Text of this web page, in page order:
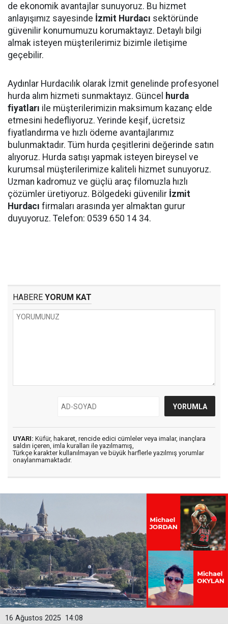
de ekonomik avantajlar sunuyoruz. Bu hizmet
anlayışımız sayesinde İzmit Hurdacı sektöründe
güvenilir konumumuzu korumaktayız. Detaylı bilgi
almak isteyen müşterilerimiz bizimle iletişime
geçebilir.
Aydınlar Hurdacılık olarak İzmit genelinde profesyonel
hurda alım hizmeti sunmaktayız. Güncel hurda
fiyatları ile müşterilerimizin maksimum kazanç elde
etmesini hedefliyoruz. Yerinde keşif, ücretsiz
fiyatlandırma ve hızlı ödeme avantajlarımız
bulunmaktadır. Tüm hurda çeşitlerini değerinde satın
alıyoruz. Hurda satışı yapmak isteyen bireysel ve
kurumsal müşterilerimize kaliteli hizmet sunuyoruz.
Uzman kadromuz ve güçlü araç filomuzla hızlı
çözümler üretiyoruz. Bölgedeki güvenilir İzmit
Hurdacı firmaları arasında yer almaktan gurur
duyuyoruz. Telefon: 0539 650 14 34.
HABERE YORUM KAT
UYARI: Küfür, hakaret, rencide edici cümleler veya imalar, inançlara
saldırı içeren, imla kuralları ile yazılmamış,
Türkçe karakter kullanılmayan ve büyük harflerle yazılmış yorumlar
onaylanmamaktadır.
14:08
16 Ağustos 2025